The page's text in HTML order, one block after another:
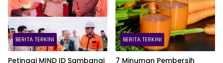
BERITA TERKINI
Petinggi MIND ID Sambangi
BERITA TERKINI
7 Minuman Pembersih